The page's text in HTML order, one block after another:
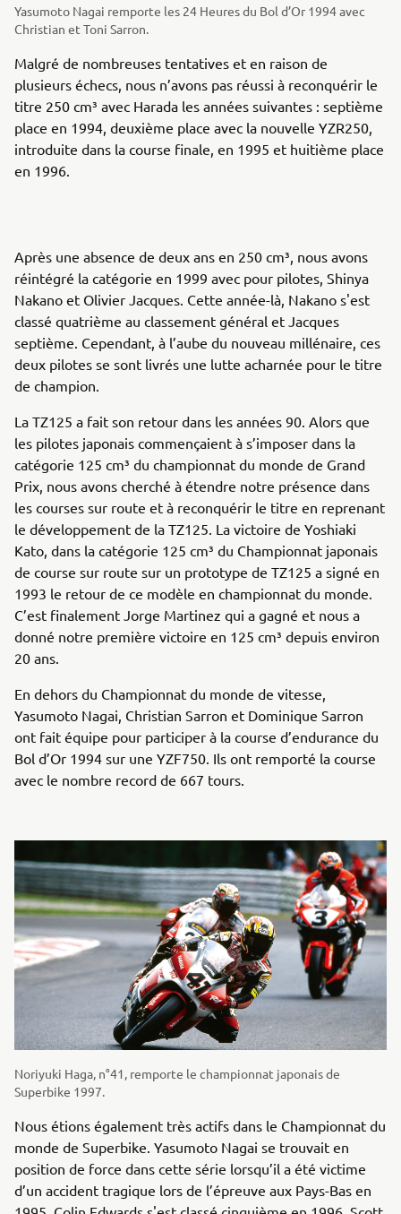
Yasumoto Nagai remporte les 24 Heures du Bol d’Or 1994 avec
Christian et Toni Sarron.
Malgré de nombreuses tentatives et en raison de
plusieurs échecs, nous n’avons pas réussi à reconquérir le
titre 250 cm³ avec Harada les années suivantes : septième
place en 1994, deuxième place avec la nouvelle YZR250,
introduite dans la course finale, en 1995 et huitième place
en 1996.
Après une absence de deux ans en 250 cm³, nous avons
réintégré la catégorie en 1999 avec pour pilotes, Shinya
Nakano et Olivier Jacques. Cette année-là, Nakano s'est
classé quatrième au classement général et Jacques
septième. Cependant, à l’aube du nouveau millénaire, ces
deux pilotes se sont livrés une lutte acharnée pour le titre
de champion.
La TZ125 a fait son retour dans les années 90. Alors que
les pilotes japonais commençaient à s’imposer dans la
catégorie 125 cm³ du championnat du monde de Grand
Prix, nous avons cherché à étendre notre présence dans
les courses sur route et à reconquérir le titre en reprenant
le développement de la TZ125. La victoire de Yoshiaki
Kato, dans la catégorie 125 cm³ du Championnat japonais
de course sur route sur un prototype de TZ125 a signé en
1993 le retour de ce modèle en championnat du monde.
C’est finalement Jorge Martinez qui a gagné et nous a
donné notre première victoire en 125 cm³ depuis environ
20 ans.
En dehors du Championnat du monde de vitesse,
Yasumoto Nagai, Christian Sarron et Dominique Sarron
ont fait équipe pour participer à la course d’endurance du
Bol d’Or 1994 sur une YZF750. Ils ont remporté la course
avec le nombre record de 667 tours.
Noriyuki Haga, n°41, remporte le championnat japonais de
Superbike 1997.
Nous étions également très actifs dans le Championnat du
monde de Superbike. Yasumoto Nagai se trouvait en
position de force dans cette série lorsqu’il a été victime
d’un accident tragique lors de l’épreuve aux Pays-Bas en